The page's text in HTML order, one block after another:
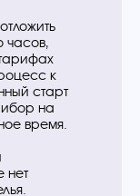
часов,
к
старт
на
время.
нет